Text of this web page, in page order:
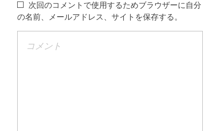
次回のコメントで使用するためブラウザーに自分
の名前、メールアドレス、サイトを保存する。